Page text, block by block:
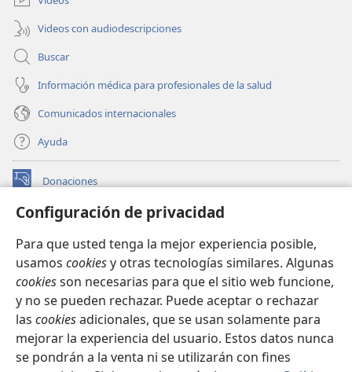
Configuración de privacidad
Para que usted tenga la mejor experiencia posible,
usamos cookiesy otras tecnologías similares. Algunas
cookiesson necesarias para que el sitio web funcione,
y no se pueden rechazar. Puede aceptar o rechazar
las cookiesadicionales, que se usan solamente para
mejorar la experiencia del usuario. Estos datos nunca
se pondrán a la venta ni se utilizarán con fines
Videos con audiodescripciones
Buscar
Información médica para profesionales de la salud
Comunicados internacionales
Ayuda
Donaciones
(abre
nueva BIBLIOTECA EN LÍNEA Watchtower™
una
nueva
ventana)
JW Hub
(abre
una
nueva
ventana)
JW Library
Watchtower Library